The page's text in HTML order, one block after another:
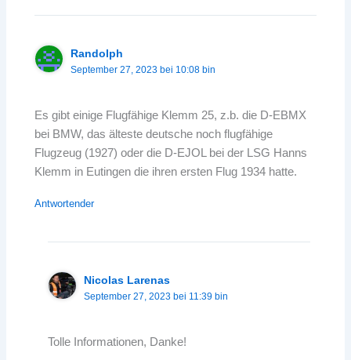
Randolph
September 27, 2023 bei 10:08 bin
Es gibt einige Flugfähige Klemm 25, z.b. die D-EBMX
bei BMW, das älteste deutsche noch flugfähige
Flugzeug (1927) oder die D-EJOL bei der LSG Hanns
Klemm in Eutingen die ihren ersten Flug 1934 hatte.
Antwortender
Nicolas Larenas
September 27, 2023 bei 11:39 bin
Tolle Informationen, Danke!